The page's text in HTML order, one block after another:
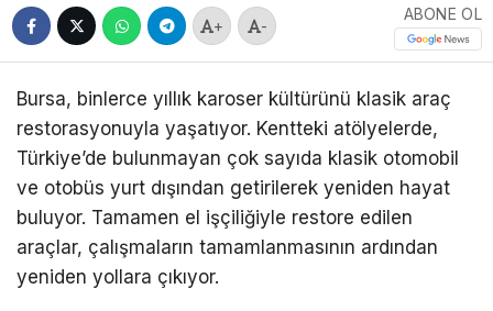
+ -
ABONE OL
Bursa, binlerce yıllık karoser kültürünü klasik araç
restorasyonuyla yaşatıyor. Kentteki atölyelerde,
Türkiye’de bulunmayan çok sayıda klasik otomobil
ve otobüs yurt dışından getirilerek yeniden hayat
buluyor. Tamamen el işçiliğiyle restore edilen
araçlar, çalışmaların tamamlanmasının ardından
yeniden yollara çıkıyor.